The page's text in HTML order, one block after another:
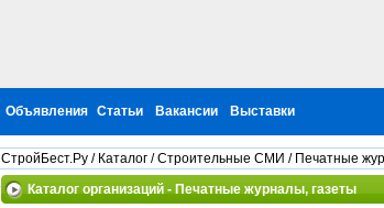
Объявления Статьи Вакансии Выставки
СтройБест.Ру / Каталог /Строительные СМИ / Печатные
Каталог организаций - Печатные журналы, газеты